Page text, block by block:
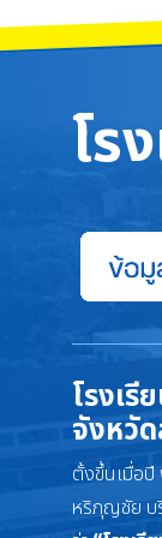
โร
โรงเ
จังหวั
ตั้งขึ้นเมื่อปี
หริภุญชัย บ